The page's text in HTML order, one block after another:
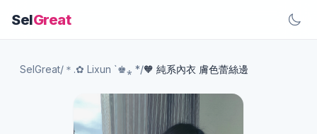
SelGreat
SelGreat/ ＊.✿ Lixun `♚⁎ */🧡 純系內衣 膚色蕾絲邊